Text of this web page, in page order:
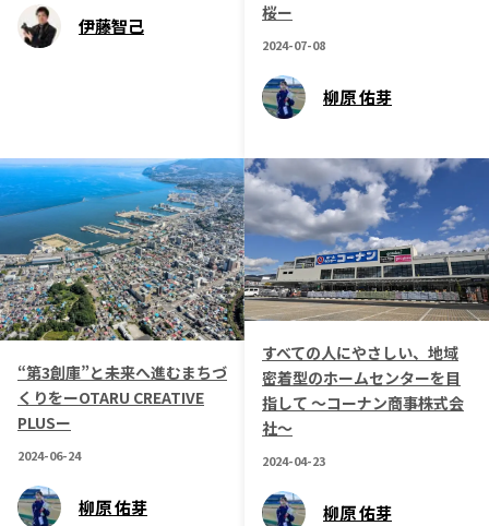
伊藤智己
桜ー
2024-07-08
柳原 佑芽
“第3創庫”と未来へ進むまちづ
くりをーOTARU CREATIVE
PLUSー
2024-06-24
柳原 佑芽
すべての人にやさしい、地域
密着型のホームセンターを目
指して 〜コーナン商事株式会
社〜
2024-04-23
柳原 佑芽